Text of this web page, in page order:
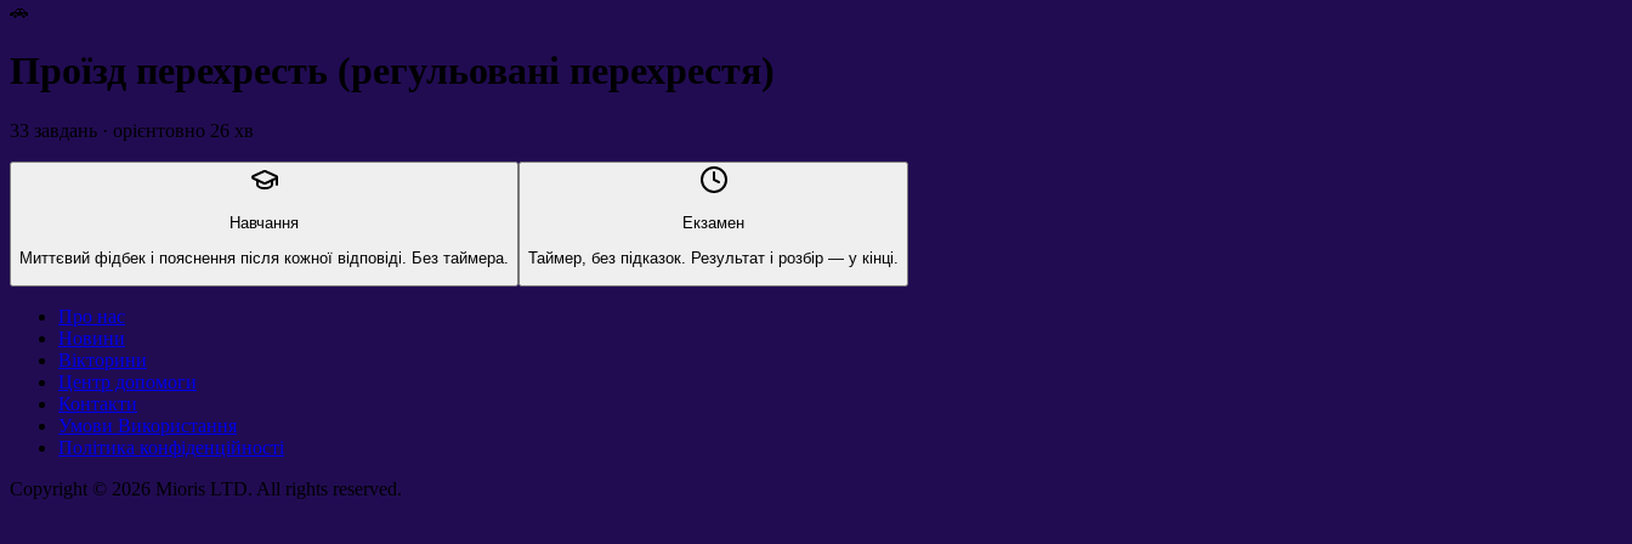
🚗
Проїзд перехресть (регульовані перехрестя)
33 завдань · орієнтовно 26 хв
Навчання
Миттєвий фідбек і пояснення після кожної відповіді. Без таймера.
Екзамен
Таймер, без підказок. Результат і розбір — у кінці.
Про нас
Новини
Вікторини
Центр допомоги
Контакти
Умови Використання
Політика конфіденційності
Copyright © 2026 Mioris LTD. All rights reserved.